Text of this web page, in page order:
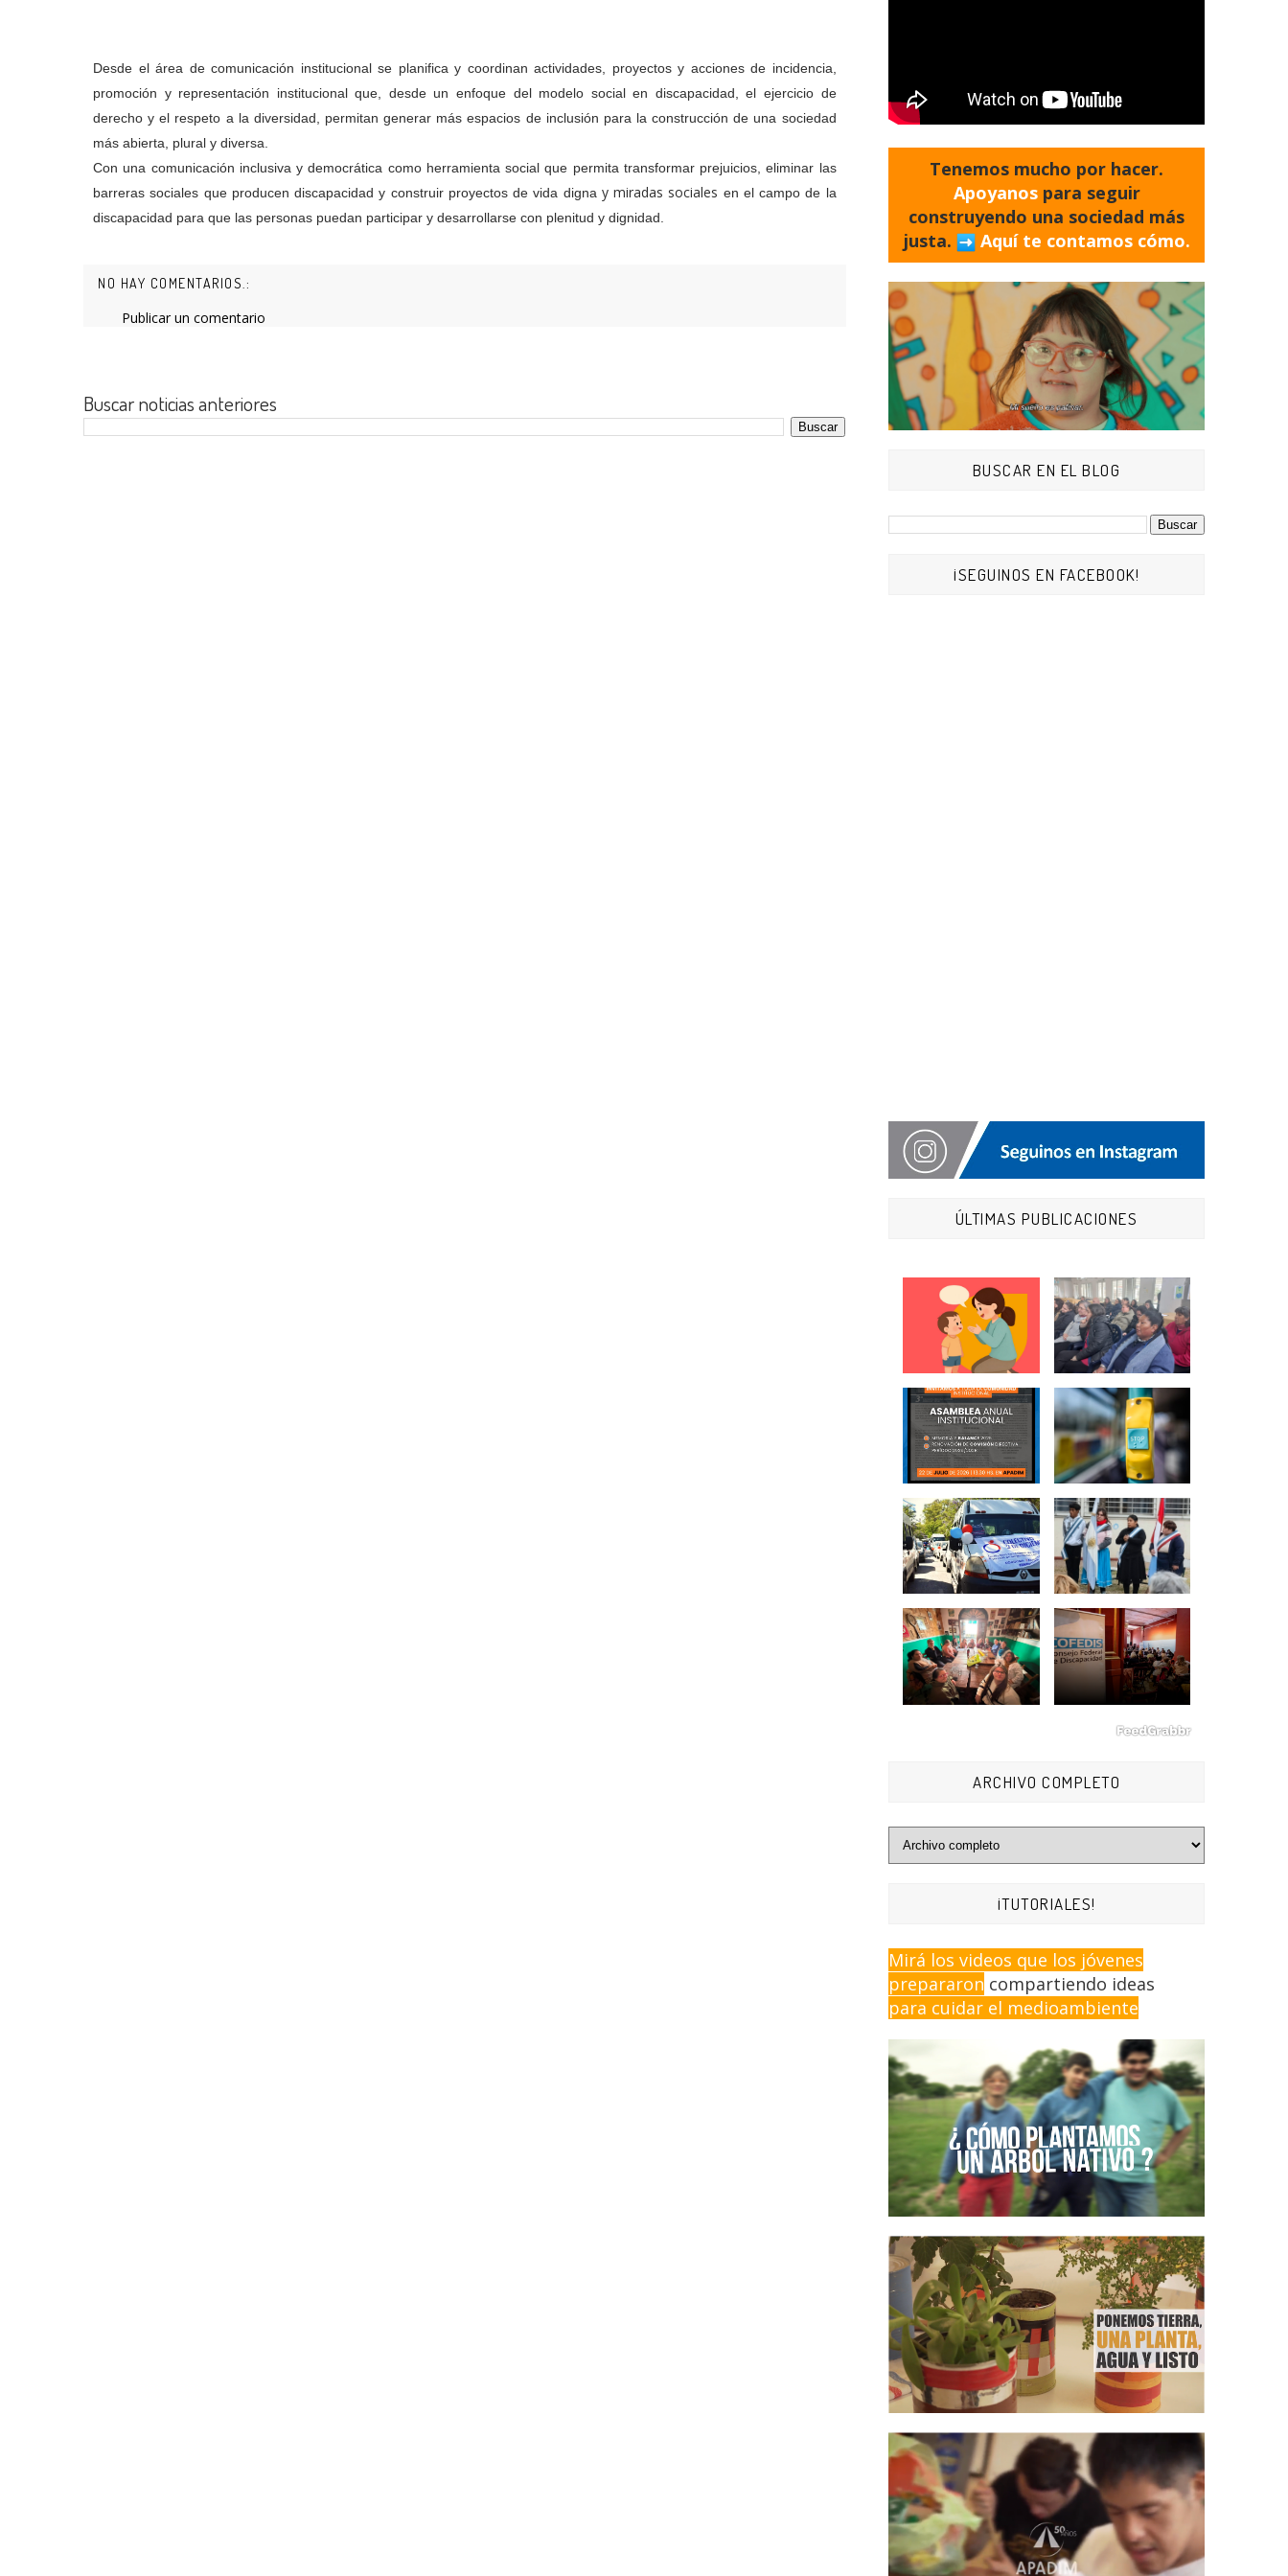
Desde el área de comunicación institucional se planifica y coordinan actividades, proyectos y acciones de incidencia,
promoción y representación institucional que, desde un enfoque del modelo social en discapacidad, el ejercicio de
derecho y el respeto a la diversidad, permitangenerar más espacios de inclusión para la construcción de una sociedad
más abierta, plural y diversa
Con una comunicación inclusiva y democrática como herramienta social que permita transformar prejuicios, eliminar las
barreras sociales que producen discapacidad y construir proyectos de vida dignay miradas sociales en el campo de la
discapacidad para que las personas puedan participar y desarrollarse con plenitud y dignidad.
NO HAY COMENTARIOS.:
Publicar un comentario
Buscar noticias anteriores
Tenemos mucho por hacer.
Apoyanos para seguir
construyendo una sociedad más
justa.
Aquí te contamos cómo.
BUSCAR EN EL BLOG
¡SEGUINOS EN FACEBOOK!
ÚLTIMAS PUBLICACIONES
ARCHIVO COMPLETO
¡TUTORIALES!
Mirá los videos que los jóvenes
prepararon compartiendo ideas
para cuidar el medioambiente